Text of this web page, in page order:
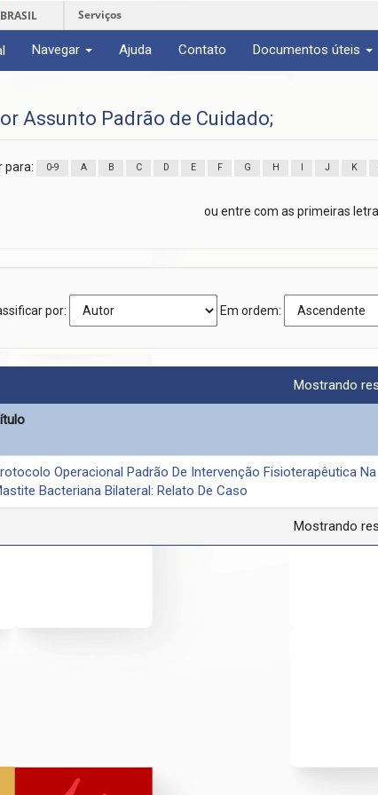
BRASIL Serviços
Navegar Ajuda Contato Documentos úteis
Assunto Padrão de Cuidado;
para: 0-9 A B C D E F G H J K
ou entre com as primeiras
por: Em ordem:
Mostrando
Operacional Padrão De Intervenção Fisioterapêutica Na
Bacteriana Bilateral: Relato De Caso
Mostrando